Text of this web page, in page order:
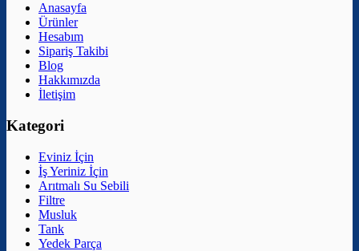
Anasayfa
Ürünler
Hesabım
Sipariş Takibi
Blog
Hakkımızda
İletişim
Kategori
Eviniz İçin
İş Yeriniz İçin
Arıtmalı Su Sebili
Filtre
Musluk
Tank
Yedek Parça